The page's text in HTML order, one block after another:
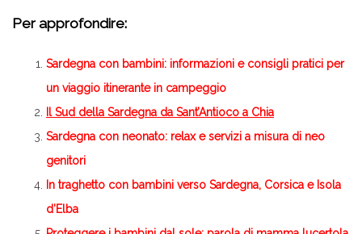
Per approfondire:
Sardegna con bambini: informazioni e consigli pratici per
un viaggio itinerante in campeggio
Il Sud della Sardegna da Sant’Antioco a Chia
Sardegna con neonato: relax e servizi a misura di neo
genitori
In traghetto con bambini verso Sardegna, Corsica e Isola
d’Elba